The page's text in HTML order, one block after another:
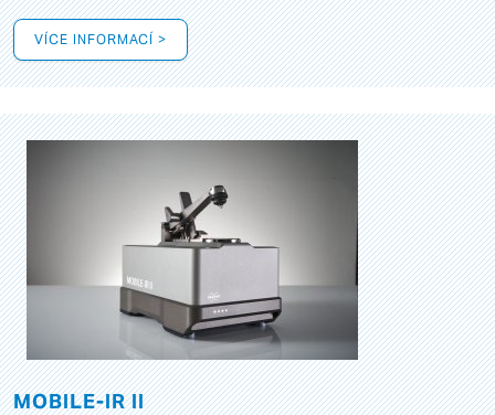
VÍCE INFORMACÍ >
MOBILE-IR II